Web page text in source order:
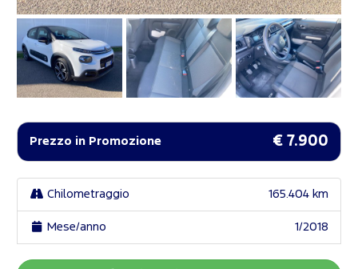
Prezzo in Promozione € 7.900
Chilometraggio 165.404 km
Mese/anno 1/2018